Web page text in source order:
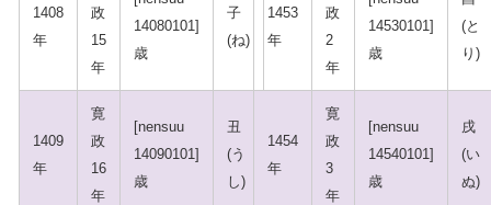
1408
年
政
15
年
14080101]
歳
子
(ね)
1409
年
寛
政
16
年
[nensuu
14090101]
歳
丑
(う
し)
1453
年
政
2
年
14530101]
歳
(と
り)
1454
年
寛
政
3
年
[nensuu
14540101]
歳
戌
(い
ぬ)